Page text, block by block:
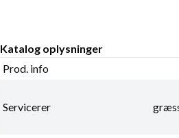
Katalog oplysninger
Prod. info
Servicerer